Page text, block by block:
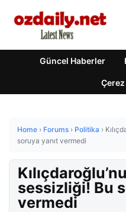
Güncel Haberler
Home › Forums › Politika ›
soruya yanıt vermedi
sessizliği! Bu
vermedi